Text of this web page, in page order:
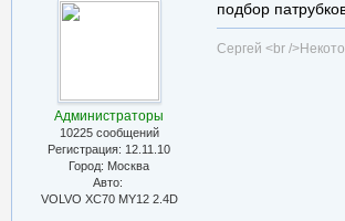
Администраторы
10225 сообщений
Регистрация: 12.11.10
Город: Москва
Авто:
VOLVO ХС70 MY12 2.4D
подбор
Сергей <br /